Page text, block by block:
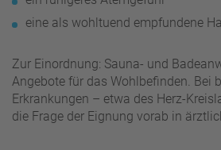
eine als wohltuend empfundene
Zur Einordnung: Sauna- und
Angebote für das Wohlbefinden. Bei
Erkrankungen – etwa des Herz-
die Frage der Eignung vorab in